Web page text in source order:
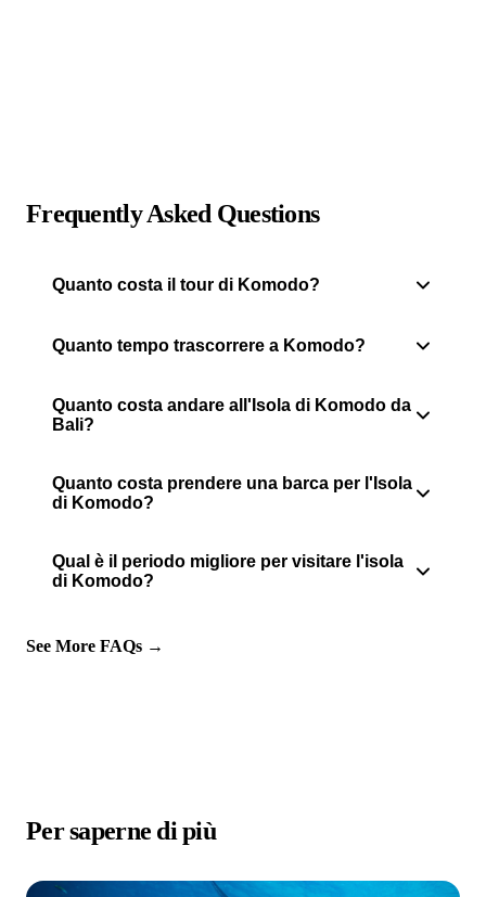
Frequently Asked Questions
Quanto costa il tour di Komodo?
Quanto tempo trascorrere a Komodo?
Quanto costa andare all'Isola di Komodo da
Bali?
Quanto costa prendere una barca per l'Isola
di Komodo?
Qual è il periodo migliore per visitare l'isola
di Komodo?
See More FAQs →
Per saperne di più